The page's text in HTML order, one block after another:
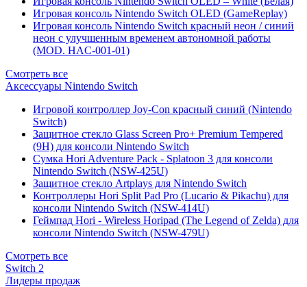
Игровая консоль Nintendo Switch OLED (GameReplay)
Игровая консоль Nintendo Switch красный неон / синий
неон с улучшенным временем автономной работы
(MOD. HAC-001-01)
Смотреть все
Аксессуары Nintendo Switch
Игровой контроллер Joy-Con красный синий (Nintendo
Switch)
Защитное стекло Glass Screen Pro+ Premium Tempered
(9H) для консоли Nintendo Switch
Сумка Hori Adventure Pack - Splatoon 3 для консоли
Nintendo Switch (NSW-425U)
Защитное стекло Artplays для Nintendo Switch
Контроллеры Hori Split Pad Pro (Lucario & Pikachu) для
консоли Nintendo Switch (NSW-414U)
Геймпад Hori - Wireless Horipad (The Legend of Zelda) для
консоли Nintendo Switch (NSW-479U)
Смотреть все
Switch 2
Лидеры продаж